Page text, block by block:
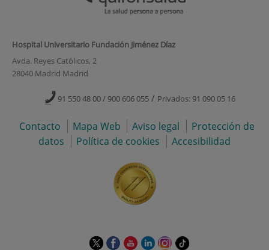
Hospital Universitario Fundación Jiménez Díaz
Avda. Reyes Católicos, 2
28040 Madrid Madrid
91 550 48 00 / 900 606 055 / Privados: 91 090 05 16
Contacto Mapa Web Aviso legal
Protección de
datos
Política de cookies Accesibilidad
EsteEsteEsteEsteEsteEnlace